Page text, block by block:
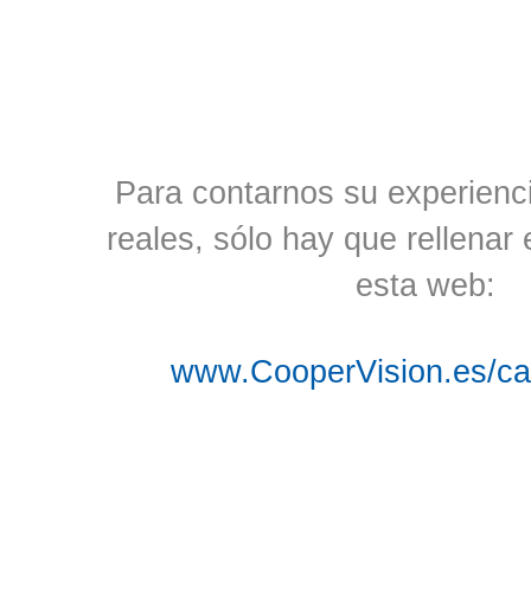
Para contarnos su
reales, sólo hay que rellenar
esta web:
www.CooperVision.es/